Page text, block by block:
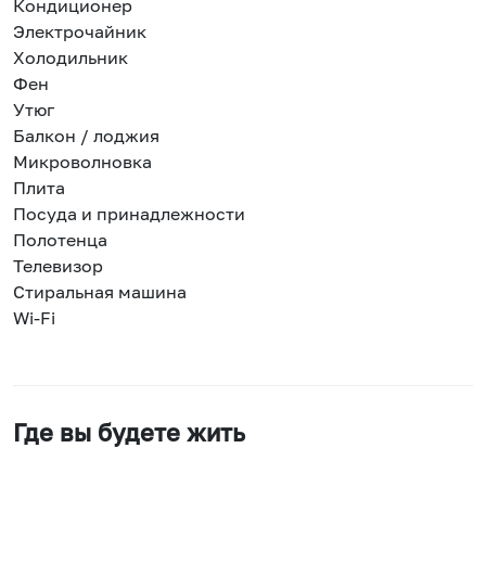
Кондиционер
Электрочайник
Холодильник
Фен
Утюг
Балкон / лоджия
Микроволновка
Плита
Посуда и принадлежности
Полотенца
Телевизор
Стиральная машина
Wi-Fi
Где вы будете жить